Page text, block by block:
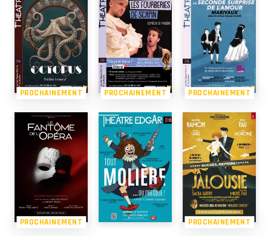
PROCHAINEMENT PROCHAINEMENT PROCHAINEMENT
PROCHAINEMENT PROCHAINEMENT